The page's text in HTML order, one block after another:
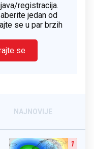
registracija.
jedan od
se u par brzih
se
NAJNOVIJE
1